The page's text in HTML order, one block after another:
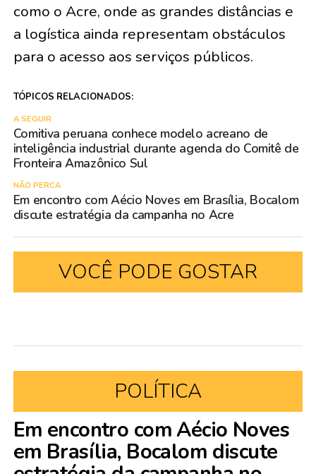
como o Acre, onde as grandes distâncias e
a logística ainda representam obstáculos
para o acesso aos serviços públicos.
TÓPICOS RELACIONADOS:
A SEGUIR
Comitiva peruana conhece modelo acreano de
inteligência industrial durante agenda do Comitê de
Fronteira Amazônico Sul
NÃO PERCA
Em encontro com Aécio Noves em Brasília, Bocalom
discute estratégia da campanha no Acre
VOCÊ PODE GOSTAR
POLÍTICA
Em encontro com Aécio Noves
em Brasília, Bocalom discute